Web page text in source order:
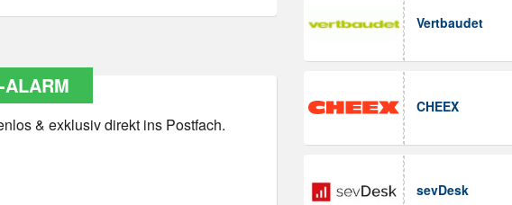
ALARM
& exklusiv direkt ins Postfach.
Vertbaudet
CHEEX
sevDesk